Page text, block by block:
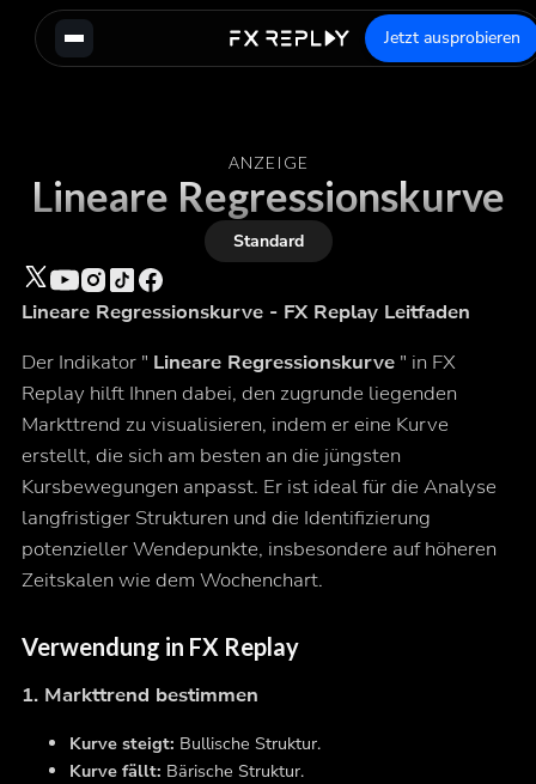
Jetzt ausprobieren
ANZEIGE
Lineare Regressionskurve
Standard
Lineare Regressionskurve - FX Replay Leitfaden
Der Indikator " Lineare Regressionskurve" in FX
Replay hilft Ihnen dabei, den zugrunde liegenden
Markttrend zu visualisieren, indem er eine Kurve
erstellt, die sich am besten an die jüngsten
Kursbewegungen anpasst. Er ist ideal für die Analyse
langfristiger Strukturen und die Identifizierung
potenzieller Wendepunkte, insbesondere auf höheren
Zeitskalen wie dem Wochenchart.
Verwendung in FX Replay
1. Markttrend bestimmen
Kurve steigt: Bullische Struktur.
Kurve fällt: Bärische Struktur.